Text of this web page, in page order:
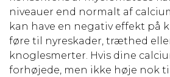
niveauer end normalt af
kan have en negativ effekt på
føre til nyreskader, træthed
knoglesmerter. Hvis dine
forhøjede, men ikke høje nok